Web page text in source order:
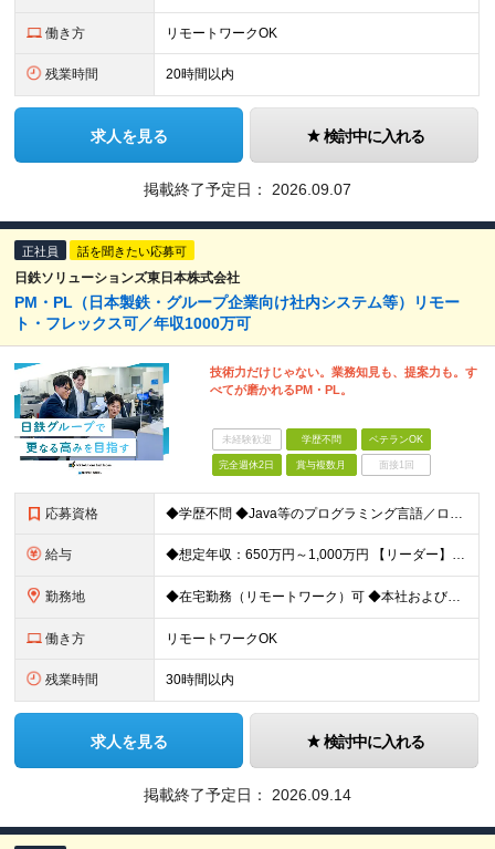
働き方 リモートワークOK
残業時間 20時間以内
求人を見る 検討中に入れる
掲載終了予定日： 2026.09.07
正社員 話を聞きたい応募可
日鉄ソリューションズ東日本株式会社
PM・PL（日本製鉄・グループ企業向け社内システム等）リモー
ト・フレックス可／年収1000万可
技術力だけじゃない。業務知見も、提案力も。す
べてが磨かれるPM・PL。
未経験歓迎 学歴不問 ベテランOK
完全週休2日 賞与複数月 面接1回
応募資格 ◆学歴不問 ◆Java等のプログラミング言語／ローコード開発プラットフォームを用いたシステム開発（設計・プログラミングなど）のご経験をお持ちの方
給与 ◆想定年収：650万円～1,000万円 【リーダー】 ◆月給36万6,000円～62万5,000円＋賞与年2回＋各種手当 ┗想定年収650万円～1,000万円 ※専門業務型裁量労働制の為、残業代の支
勤務地 ◆在宅勤務（リモートワーク）可 ◆本社および東京23区内の主要顧客先での勤務になります。 【本社】 東京都中央区新川2-27-1 東京住友ツインビル東館23階 ※変更の範囲：会社の定める場所
働き方 リモートワークOK
残業時間 30時間以内
求人を見る 検討中に入れる
掲載終了予定日： 2026.09.14